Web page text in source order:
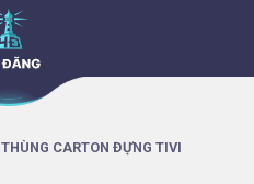
THÙNG CARTON ĐỰNG TIVI